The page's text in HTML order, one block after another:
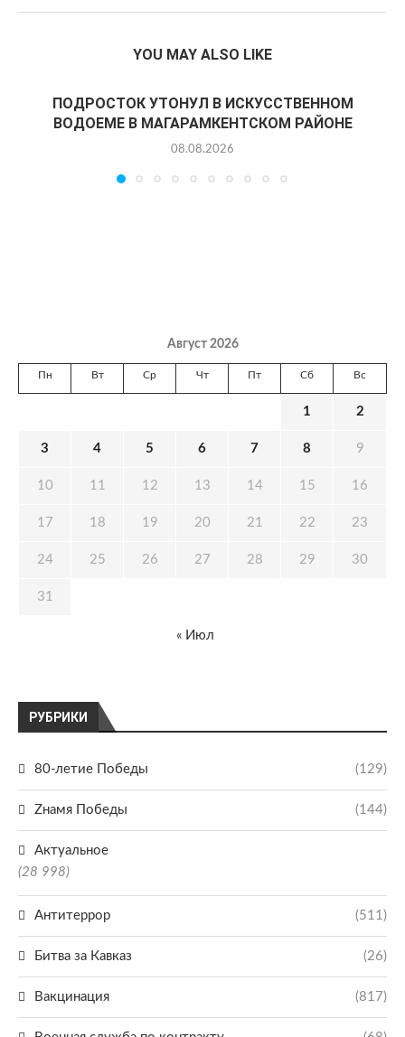
YOU MAY ALSO LIKE
ПОДРОСТОК УТОНУЛ В ИСКУССТВЕННОМ
ВОДОЕМЕ В МАГАРАМКЕНТСКОМ РАЙОНЕ
08.08.2026
РУБРИКИ
80-летие Победы (129)
Zнамя Победы (144)
Актуальное
(28 998)
Антитеррор (511)
Битва за Кавказ (26)
Вакцинация (817)
Август 2026
Пн Вт Ср Чт Пт Сб Вс
1 2
3 4 5 6 7 8 9
10 11 12 13 14 15 16
17 18 19 20 21 22 23
24 25 26 27 28 29 30
31
« Июл